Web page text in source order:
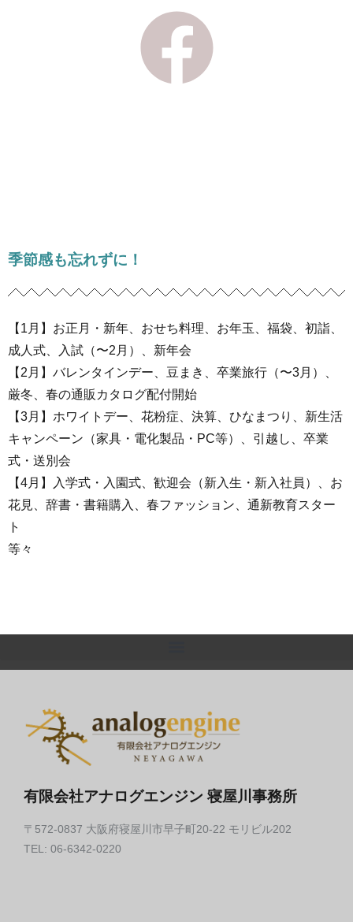
季節感も忘れずに！
【1月】お正月・新年、おせち料理、お年玉、福袋、初詣、
成人式、入試（〜2月）、新年会
【2月】バレンタインデー、豆まき、卒業旅行（〜3月）、
厳冬、春の通販カタログ配付開始
【3月】ホワイトデー、花粉症、決算、ひなまつり、新生活
キャンペーン（家具・電化製品・PC等）、引越し、卒業
式・送別会
【4月】入学式・入園式、歓迎会（新入生・新入社員）、お
花見、辞書・書籍購入、春ファッション、通新教育スター
ト
等々
有限会社アナログエンジン 寝屋川事務所
〒572-0837 大阪府寝屋川市早子町20-22 モリビル202
TEL: 06-6342-0220